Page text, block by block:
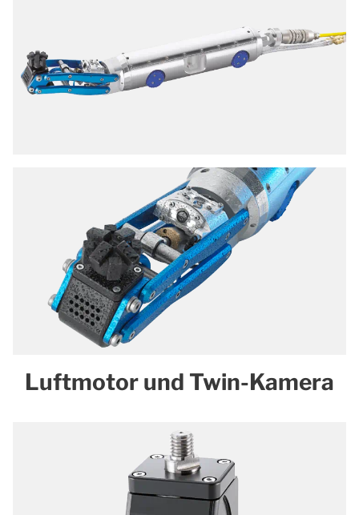
Luftmotor und Twin-Kamera